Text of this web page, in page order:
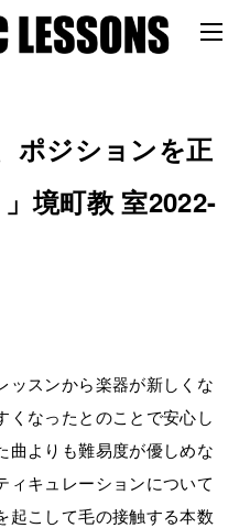
ポジションを正
境町教 室2022-
ッスンから楽器が新しくな
くなったとのことで安心し
曲よりも難易度が優しめな
ィキュレーションについて
起こして毛の接触する本数